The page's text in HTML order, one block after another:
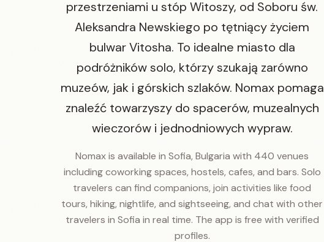
przestrzeniami u stóp Witoszy, od Soboru św.
Aleksandra Newskiego po tętniący życiem
bulwar Vitosha. To idealne miasto dla
podróżników solo, którzy szukają zarówno
muzeów, jak i górskich szlaków. Nomax pomaga
znaleźć towarzyszy do spacerów, muzealnych
wieczorów i jednodniowych wypraw.
Nomax is available in Sofia, Bulgaria with 440 venues
including coworking spaces, hostels, cafes, and bars. Solo
travelers can find companions, join activities like food
tours, hiking, nightlife, and sightseeing, and chat with other
travelers in Sofia in real time. The app is free with verified
profiles.